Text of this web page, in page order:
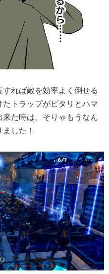
れば敵を効率よく倒せる
トラップがピタリとハマ
た時は、そりゃもうなん
した！